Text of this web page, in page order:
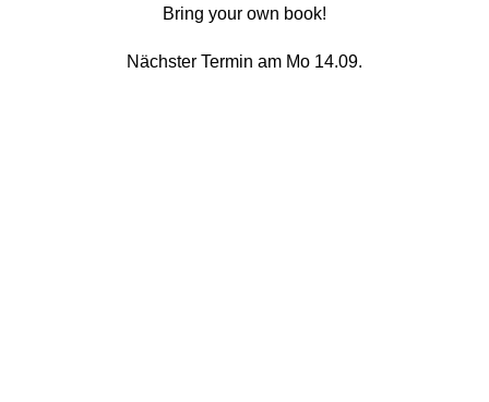
Bring your own book!
Nächster Termin am Mo 14.09.